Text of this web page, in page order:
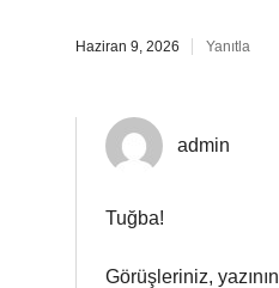
Haziran 9, 2026 Yanıtla
admin
Tuğba!
Görüşleriniz, yazının